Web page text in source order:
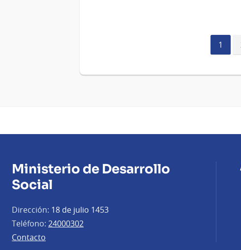
actual
1
Ministerio de Desarrollo
Social
Dirección: 18 de julio 1453
Teléfono: 24000302
Contacto